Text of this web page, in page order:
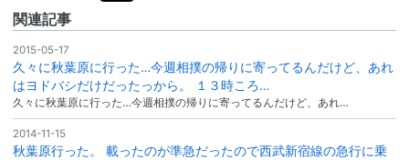
関連記事
2015-05-17
久々に秋葉原に行った…今週相撲の帰りに寄ってるんだけど、あれ
はヨドバシだけだったっから。 １３時ころ…
久々に秋葉原に行った…今週相撲の帰りに寄ってるんだけど、あれ…
2014-11-15
秋葉原行った。 載ったのが準急だったので西武新宿線の急行に乗